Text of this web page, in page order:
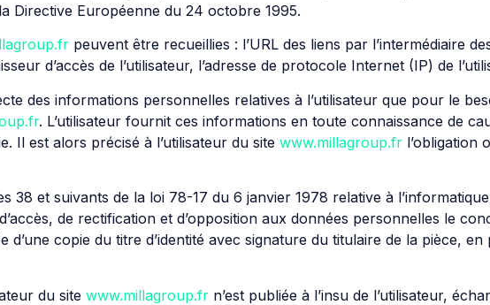
Directive Européenne du 24 octobre 1995.
peuvent être recueillies : l’URL des liens par l’intermédiaire
d’accès de l’utilisateur, l’adresse de protocole Internet (IP) de
des informations personnelles relatives à l’utilisateur que pour le
. L’utilisateur fournit ces informations en toute connaissance de
Il est alors précisé à l’utilisateur du site www.millagroup.fr l’obligation
38 et suivants de la loi 78-17 du 6 janvier 1978 relative à
de rectification et d’opposition aux données personnelles le
d’une copie du titre d’identité avec signature du titulaire de la pièce, en
du site www.millagroup.fr n’est publiée à l’insu de l’utilisateur,